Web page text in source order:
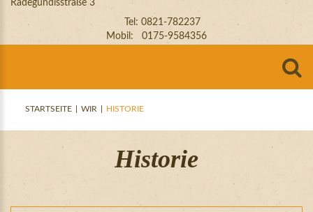
Radegundisstraße 3
Tel: 0821-782237
Mobil: 0175-9584356
STARTSEITE WIR HISTORIE
Historie
Erinnerung
vergessen?
Login
mittels